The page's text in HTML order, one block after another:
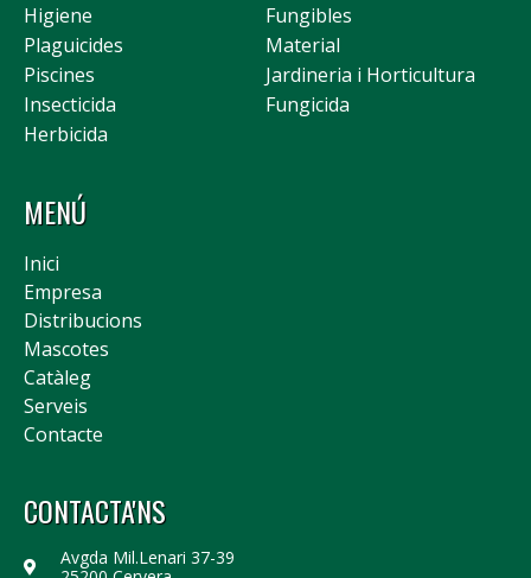
Higiene
Fungibles
Plaguicides
Material
Piscines
Jardineria i Horticultura
Insecticida
Fungicida
Herbicida
MENÚ
Inici
Empresa
Distribucions
Mascotes
Catàleg
Serveis
Contacte
CONTACTA'NS
Avgda Mil.Lenari 37-39